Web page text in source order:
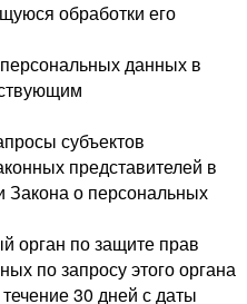
обработки его
данных в
субъектов
представителей в
Закона о персональных
орган по защите прав
по запросу этого органа
30 дней с даты